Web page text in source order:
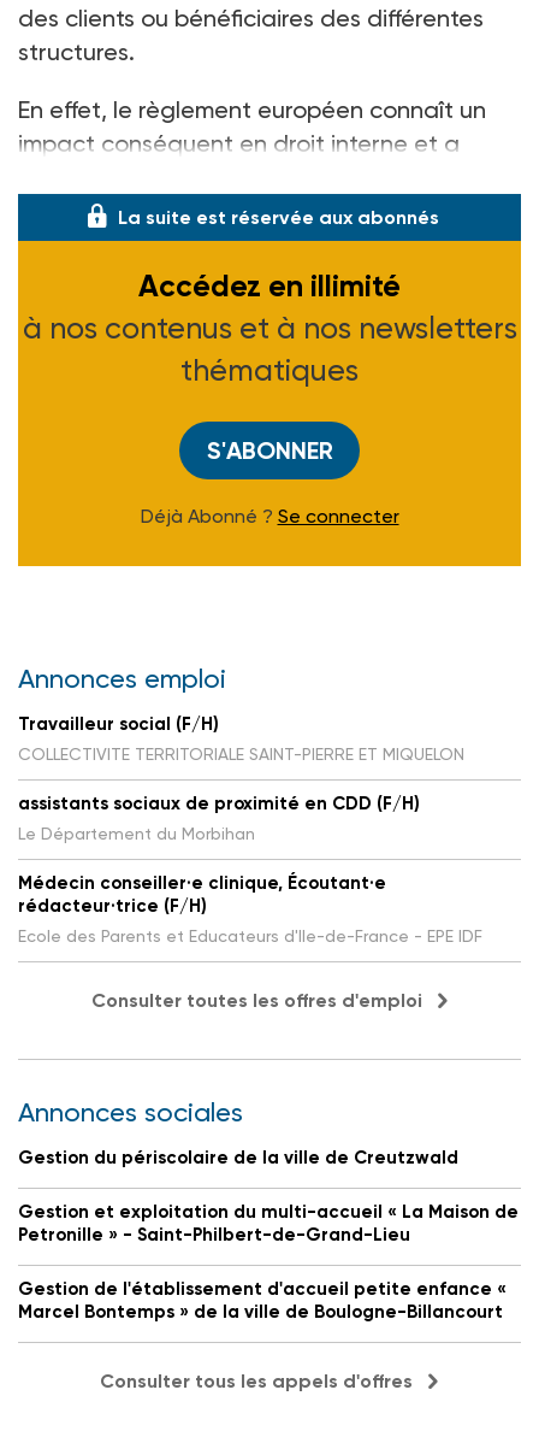
des clients ou bénéficiaires des différentes
structures.
En effet, le règlement européen connaît un
impact conséquent en droit interne et a
La suite est réservée aux abonnés
Accédez en illimité
à nos contenus et à nos newsletters
thématiques
S'ABONNER
Déjà Abonné ? Se connecter
Annonces emploi
Travailleur social (F/H)
COLLECTIVITE TERRITORIALE SAINT-PIERRE ET MIQUELON
assistants sociaux de proximité en CDD (F/H)
Le Département du Morbihan
Médecin conseiller·e clinique, Écoutant·e
rédacteur·trice (F/H)
Ecole des Parents et Educateurs d'Ile-de-France - EPE IDF
Consulter toutes les offres d'emploi
Annonces sociales
Gestion du périscolaire de la ville de Creutzwald
Gestion et exploitation du multi-accueil « La Maison de
Petronille » - Saint-Philbert-de-Grand-Lieu
Gestion de l'établissement d'accueil petite enfance «
Marcel Bontemps » de la ville de Boulogne-Billancourt
Consulter tous les appels d'offres